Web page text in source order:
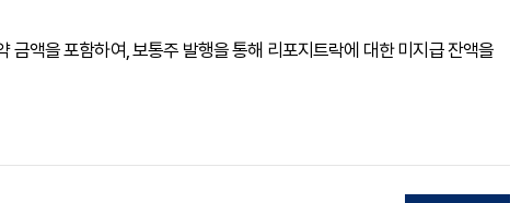
액을 포함하여, 보통주 발행을 통해 리포지트락에 대한 미지급 잔액을